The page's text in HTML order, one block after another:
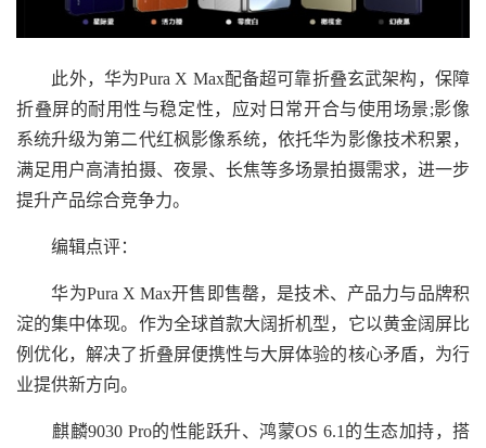
此外，华为Pura X Max配备超可靠折叠玄武架构，保障
折叠屏的耐用性与稳定性，应对日常开合与使用场景;影像
系统升级为第二代红枫影像系统，依托华为影像技术积累，
满足用户高清拍摄、夜景、长焦等多场景拍摄需求，进一步
提升产品综合竞争力。
编辑点评：
华为Pura X Max开售即售罄，是技术、产品力与品牌积
淀的集中体现。作为全球首款大阔折机型，它以黄金阔屏比
例优化，解决了折叠屏便携性与大屏体验的核心矛盾，为行
业提供新方向。
麒麟9030 Pro的性能跃升、鸿蒙OS 6.1的生态加持，搭